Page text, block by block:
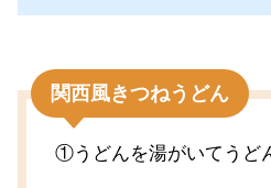
関西風きつねうどん
①うどんを湯がいてうど